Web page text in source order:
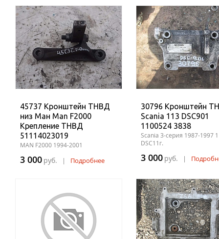
45737 Кронштейн ТНВД
низ Ман Man F2000
Крепление ТНВД
51114023019
MAN F2000 1994-2001
3 000 руб. | Подробнее
30796 Кронштейн
Scania 113 DSC901
1100524 3838
Scania 3-серия 1987-1997
DSC11г.
3 000 руб. |